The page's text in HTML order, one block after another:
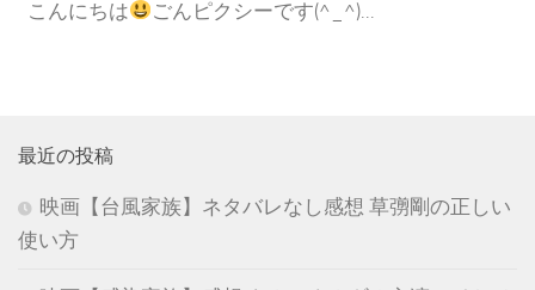
こんにちは ごんピクシーです(^_^)...
最近の投稿
映画【台風家族】ネタバレなし感想 草彅剛の正しい
使い方